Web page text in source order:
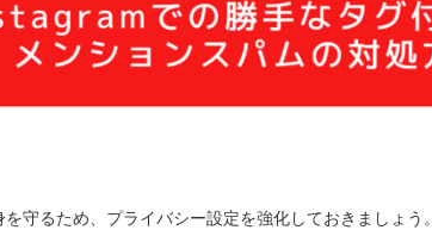
守るため、プライバシー設定を強化しておきましょう。